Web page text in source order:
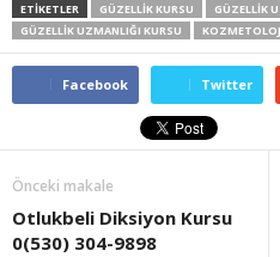
ETİKETLER GÜZELLIK KURSU
GÜZELLIK
GÜZELLIK UZMANLIĞI KURSU
Facebook Twitter
Önceki makale
Otlukbeli Diksiyon Kursu
0(530) 304-9898